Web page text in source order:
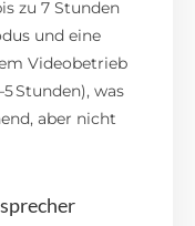
zu 7 Stunden
und eine
Videobetrieb
Stunden), was
aber nicht